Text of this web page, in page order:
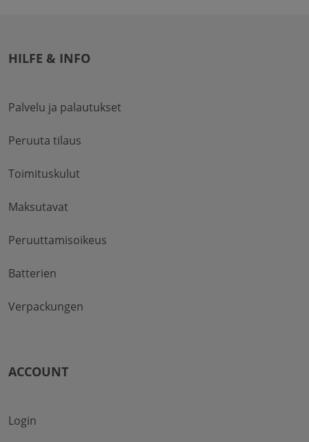
HILFE & INFO
Palvelu ja palautukset
Peruuta tilaus
Toimituskulut
Maksutavat
Peruuttamisoikeus
Batterien
Verpackungen
ACCOUNT
Login